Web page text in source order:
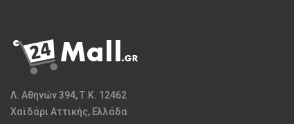
Λ. Αθηνών 394, Τ.Κ. 12462
Χαϊδάρι Αττικής, Ελλάδα